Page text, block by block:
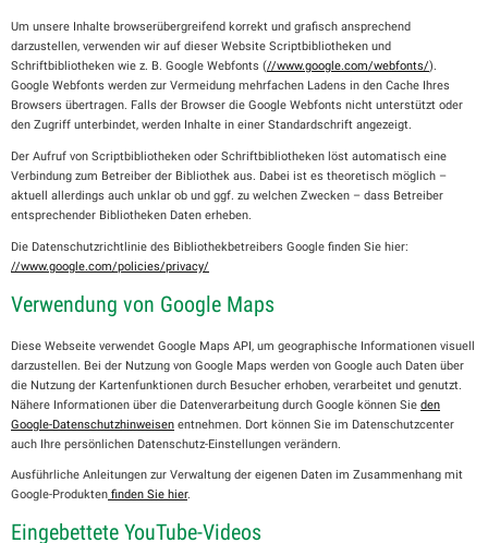
Um unsere Inhalte browserübergreifend korrekt und grafisch ansprechend
darzustellen, verwenden wir auf dieser Website Scriptbibliotheken und
Schriftbibliotheken wie z. B. Google Webfonts (//www.google.com/webfonts/).
Google Webfonts werden zur Vermeidung mehrfachen Ladens in den Cache Ihres
Browsers übertragen. Falls der Browser die Google Webfonts nicht unterstützt oder
den Zugriff unterbindet, werden Inhalte in einer Standardschrift angezeigt.
Der Aufruf von Scriptbibliotheken oder Schriftbibliotheken löst automatisch eine
Verbindung zum Betreiber der Bibliothek aus. Dabei ist es theoretisch möglich –
aktuell allerdings auch unklar ob und ggf. zu welchen Zwecken – dass Betreiber
entsprechender Bibliotheken Daten erheben.
Die Datenschutzrichtlinie des Bibliothekbetreibers Google finden Sie hier:
//www.google.com/policies/privacy/
Verwendung von Google Maps
Diese Webseite verwendet Google Maps API, um geographische Informationen visuell
darzustellen. Bei der Nutzung von Google Maps werden von Google auch Daten über
die Nutzung der Kartenfunktionen durch Besucher erhoben, verarbeitet und genutzt.
Nähere Informationen über die Datenverarbeitung durch Google können Sie den
Google-Datenschutzhinweisen entnehmen. Dort können Sie im Datenschutzcenter
auch Ihre persönlichen Datenschutz-Einstellungen verändern.
Ausführliche Anleitungen zur Verwaltung der eigenen Daten im Zusammenhang mit
Google-Produkten finden Sie hier.
Eingebettete YouTube-Videos